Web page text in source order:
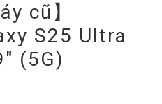
cũ】
S25 Ultra
(5G)